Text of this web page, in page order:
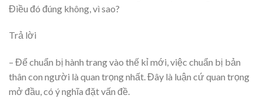
Điều đó đúng không, vì sao?
Trả lời
– Để chuẩn bị hành trang vào thế kỉ mới, việc chuẩn bị bản
thân con người là quan trọng nhất. Đây là luận cứ quan trọng
mở đầu, có ý nghĩa đặt vấn đề.